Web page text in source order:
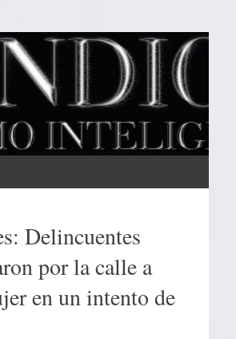
Delincuentes
por la calle a
en un intento de